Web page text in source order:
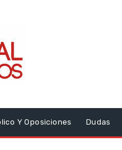
Y Oposiciones Dudas